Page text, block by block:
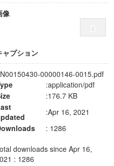
像
ャプション
00000146-0015.pdf
:application/pdf
:176.7 KB
:Apr 16, 2021
: 1286
downloads since Apr 16,
: 1286